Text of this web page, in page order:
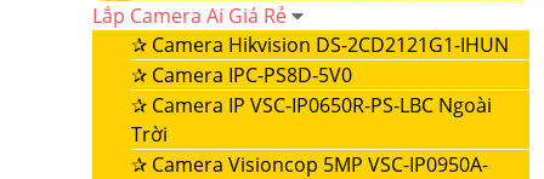
Lắp Camera Ai Giá Rẻ
✰ Camera Hikvision DS-2CD2121G1-IHUN
✰ Camera IPC-PS8D-5V0
✰ Camera IP VSC-IP0650R-PS-LBC Ngoài
Trời
✰ Camera Visioncop 5MP VSC-IP0950A-